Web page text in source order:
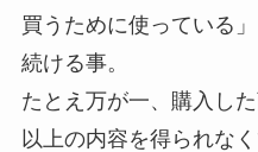
買うために使っている
続ける事。
たとえ万が一、購入し
以上の内容を得られな